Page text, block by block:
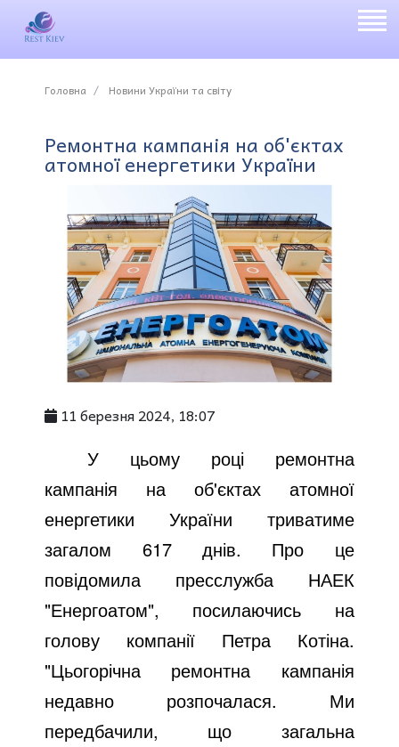
Головна Новини України та світу
Ремонтна кампанія на об'єктах
атомної енергетики України
11 березня 2024, 18:07
У цьому році ремонтна
кампанія на об'єктах атомної
енергетики України триватиме
загалом 617 днів. Про це
повідомила пресслужба НАЕК
"Енергоатом", посилаючись на
голову компанії Петра Котіна.
"Цьогорічна ремонтна кампанія
недавно розпочалася. Ми
передбачили, що загальна